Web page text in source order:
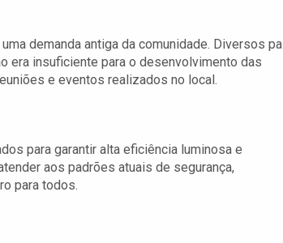
demanda antiga da comunidade. Diversos
era insuficiente para o desenvolvimento das
e eventos realizados no local.
para garantir alta eficiência luminosa e
aos padrões atuais de segurança,
para todos.